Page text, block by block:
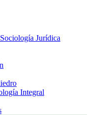
Jurídica
Integral